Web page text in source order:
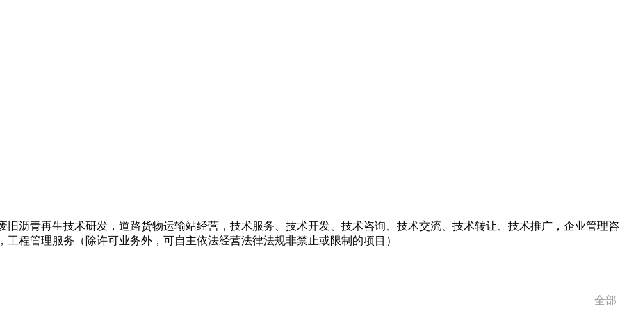
沥青再生技术研发，道路货物运输站经营，技术服务、技术开发、技术咨询、技术交流、技术转让、技术推广，企业管理咨
程管理服务（除许可业务外，可自主依法经营法律法规非禁止或限制的项目）
全部